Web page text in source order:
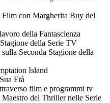
con Margherita Buy del
della Fantascienza
della Serie TV
Seconda Stagione della
Island
Età
film e programmi tv
del Thriller nelle Serie